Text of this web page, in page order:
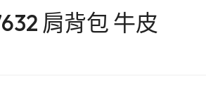
肩背包 牛皮